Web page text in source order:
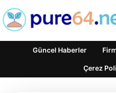
Güncel Haberler
Çerez